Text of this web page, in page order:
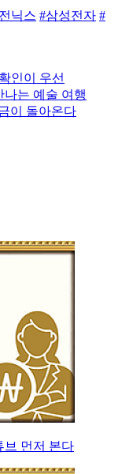
닉스 #삼성전자 #
인이 우선
는 예술 여행
이 돌아온다
브 먼저 본다